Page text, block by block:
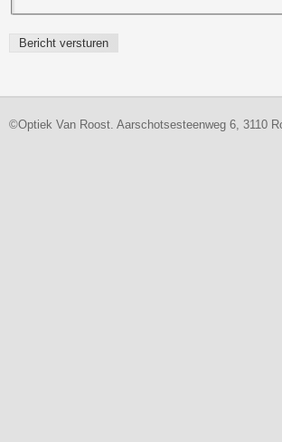
©Optiek Van Roost. Aarschotsesteenweg 6, 3110